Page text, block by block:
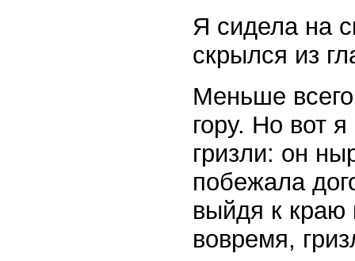
Я сидела на
скрылся из
Меньше
гору. Но вот
гризли: он
побежала
выйдя к краю
вовремя,